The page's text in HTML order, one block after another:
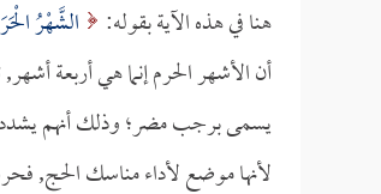
هنا في هذه الآية بقوله:
الشَّهْرُ
أن الأشهر الحرم إنما هي أربعة
يسمى برجب مضر؛ وذلك أنهم
لأنها موضع لأداء مناسك الحج,